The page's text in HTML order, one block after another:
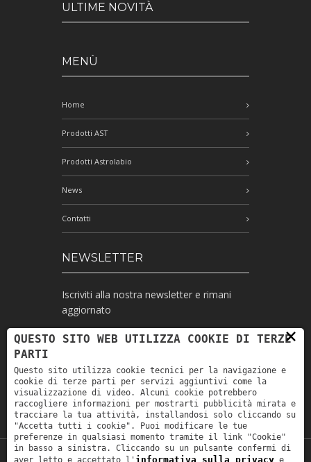
ULTIME NOVITÀ
MENÙ
Home
Prodotti AST
Prodotti Astrolabio
News
Contatti
NEWSLETTER
Iscriviti alla nostra newsletter e rimani
aggiornato
Ho letto l'informativa e autorizzo il
trattamento dei miei dati personali per le
finalità ivi indicate *
×
QUESTO SITO WEB UTILIZZA COOKIE DI TERZE
PARTI
Questo sito utilizza cookie tecnici per la navigazione e
cookie di terze parti per servizi aggiuntivi come la
visualizzazione di video. Alcuni cookie potrebbero
raccogliere informazioni per mostrarti pubblicità mirata e
tracciare la tua attività, installandosi solo cliccando su
"Accetta tutti i cookie". Puoi modificare le tue
preferenze in qualsiasi momento tramite il link "Cookie"
in basso a sinistra. Cliccando su un pulsante confermi di
aver letto e accettato l' informativa sulla privacy e